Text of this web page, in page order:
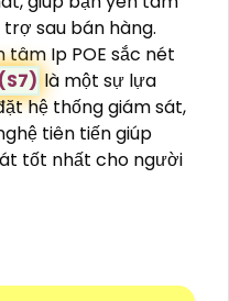
sau bán hàng.
Ip POE sắc nét
là một sự lựa
hệ thống giám sát,
tiên tiến giúp
tốt nhất cho người